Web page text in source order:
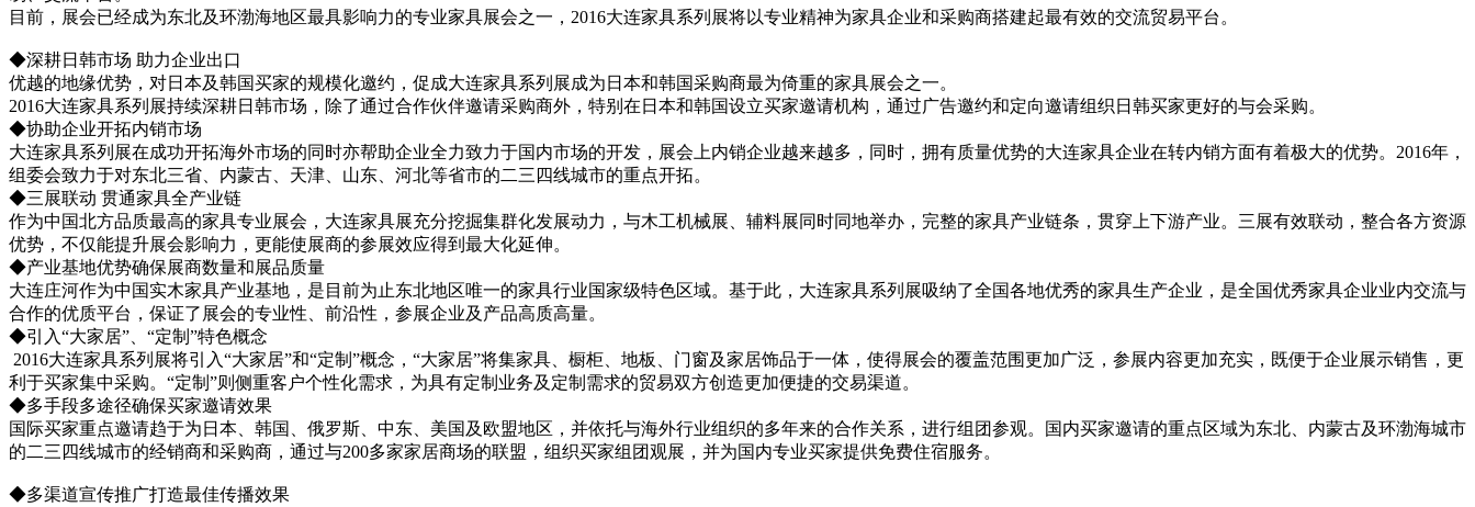
目前，展会已经成为东北及环渤海地区最具影响力的专业家具展会之一，2016大连家具系列展将以专业精神为家具企业和采购商搭建起最有效的交流贸易平台。
◆深耕日韩市场 助力企业出口
优越的地缘优势，对日本及韩国买家的规模化邀约，促成大连家具系列展成为日本和韩国采购商最为倚重的家具展会之一。
2016大连家具系列展持续深耕日韩市场，除了通过合作伙伴邀请采购商外，特别在日本和韩国设立买家邀请机构，通过广告邀约和定向邀请组织日韩买家更好的与会采购。
◆协助企业开拓内销市场
大连家具系列展在成功开拓海外市场的同时亦帮助企业全力致力于国内市场的开发，展会上内销企业越来越多，同时，拥有质量优势的大连家具企业在转内销方面有着极大的优势。2016年，
组委会致力于对东北三省、内蒙古、天津、山东、河北等省市的二三四线城市的重点开拓。
◆三展联动 贯通家具全产业链
作为中国北方品质最高的家具专业展会，大连家具展充分挖掘集群化发展动力，与木工机械展、辅料展同时同地举办，完整的家具产业链条，贯穿上下游产业。三展有效联动，整合各方资源
优势，不仅能提升展会影响力，更能使展商的参展效应得到最大化延伸。
◆产业基地优势确保展商数量和展品质量
大连庄河作为中国实木家具产业基地，是目前为止东北地区唯一的家具行业国家级特色区域。基于此，大连家具系列展吸纳了全国各地优秀的家具生产企业，是全国优秀家具企业业内交流与
合作的优质平台，保证了展会的专业性、前沿性，参展企业及产品高质高量。
◆引入“大家居”、“定制”特色概念
2016大连家具系列展将引入“大家居”和“定制”概念，“大家居”将集家具、橱柜、地板、门窗及家居饰品于一体，使得展会的覆盖范围更加广泛，参展内容更加充实，既便于企业展示销售，更
利于买家集中采购。“定制”则侧重客户个性化需求，为具有定制业务及定制需求的贸易双方创造更加便捷的交易渠道。
◆多手段多途径确保买家邀请效果
国际买家重点邀请趋于为日本、韩国、俄罗斯、中东、美国及欧盟地区，并依托与海外行业组织的多年来的合作关系，进行组团参观。国内买家邀请的重点区域为东北、内蒙古及环渤海城市
的二三四线城市的经销商和采购商，通过与200多家家居商场的联盟，组织买家组团观展，并为国内专业买家提供免费住宿服务。
◆多渠道宣传推广打造最佳传播效果